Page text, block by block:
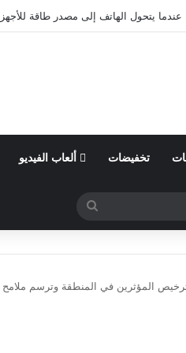
من السنة المالية 2026 وتؤكد توقعاتها المالية للعام
تخفيضات ألعاب الفيديو
بحث
عن
المؤثرين في المنطقة وترسم ملامح